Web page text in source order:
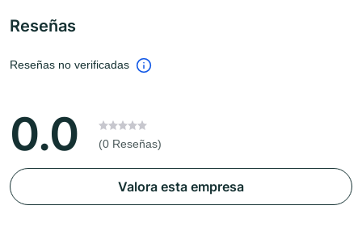
Reseñas
Reseñas no verificadas
0.0 (0 Reseñas)
Valora esta empresa